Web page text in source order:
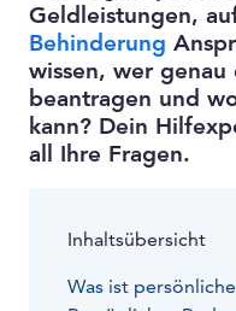
Geldleistungen,
Behinderung
wissen, wer genau
beantragen und
kann? Dein
all Ihre Fragen.
Inhaltsübersicht
Was ist